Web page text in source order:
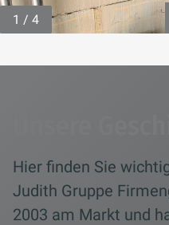
Hier finden Sie
Judith Gruppe
2003 am Markt und